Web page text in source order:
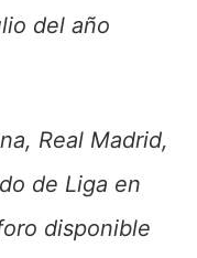
del año
Real Madrid,
de Liga en
disponible